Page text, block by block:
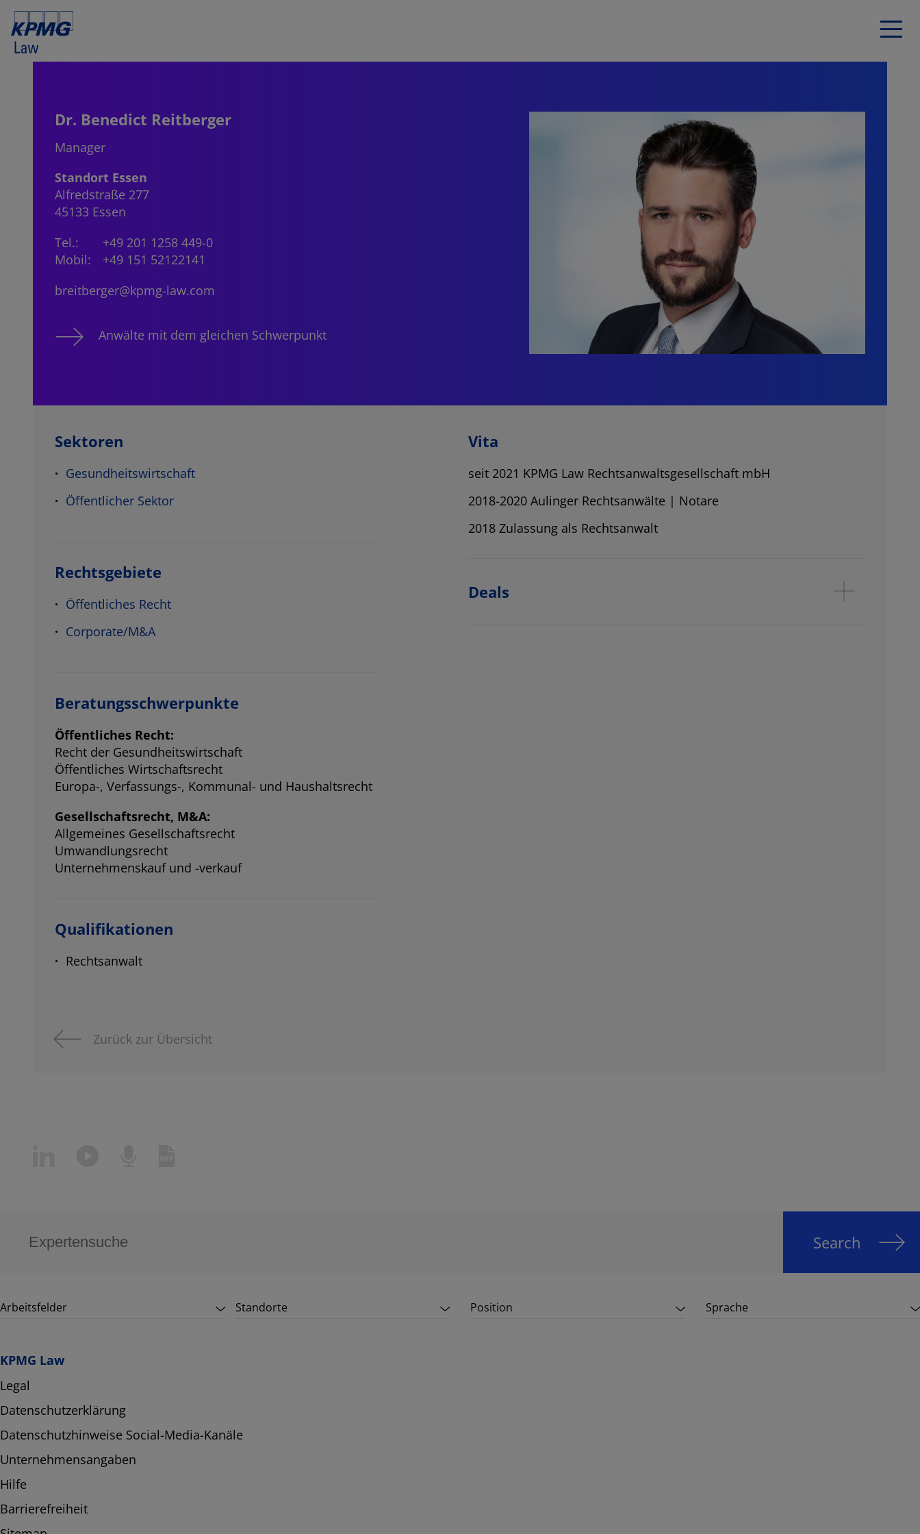
Dr. Benedict Reitberger
Manager
Standort Essen
Alfredstraße 277
45133 Essen
Tel.:
+49 201 1258 449-0
Mobil:
+49 151 52122141
breitberger@kpmg-law.com
Anwälte mit dem gleichen Schwerpunkt
Sektoren
Gesundheitswirtschaft
Öffentlicher Sektor
Rechtsgebiete
Öffentliches Recht
Corporate/M&A​
Beratungsschwerpunkte
Öffentliches Recht:
Recht der Gesundheitswirtschaft
Öffentliches Wirtschaftsrecht
Europa-, Verfassungs-, Kommunal- und Haushaltsrecht
Gesellschaftsrecht, M&A:
Allgemeines Gesellschaftsrecht
Umwandlungsrecht
Unternehmenskauf und -verkauf
Qualifikationen
Rechtsanwalt
Zurück zur Übersicht
Vita
seit 2021 KPMG Law Rechtsanwaltsgesellschaft mbH
2018-2020 Aulinger Rechtsanwälte | Notare
2018 Zulassung als Rechtsanwalt
Deals
Search
Arbeitsfelder Standorte Position Sprache
KPMG Law
Legal
Datenschutzerklärung
Datenschutzhinweise Social-Media-Kanäle
Unternehmensangaben
Hilfe
Barrierefreiheit